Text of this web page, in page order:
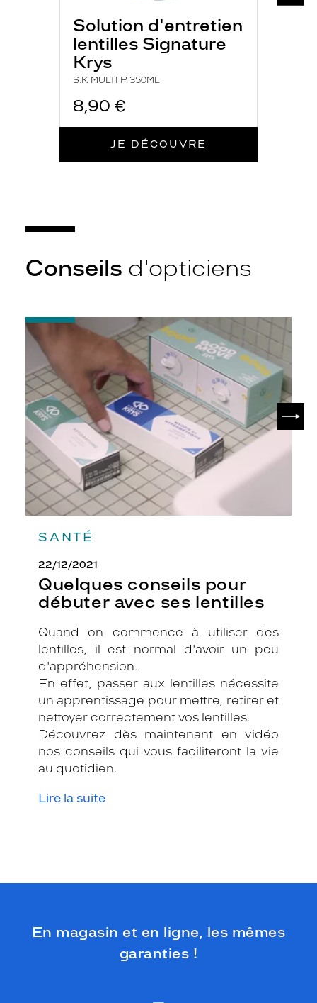
Solution d'entretien
lentilles Signature
Krys
S.K MULTI P 350ML
8,90 €
JE DÉCOUVRE
Conseils d'opticiens
SANTÉ
22/12/2021
Quelques conseils pour
débuter avec ses lentilles
Quand on commence à utiliser des
lentilles, il est normal d'avoir un peu
d'appréhension.
En effet, passer aux lentilles nécessite
un apprentissage pour mettre, retirer et
nettoyer correctement vos lentilles.
Découvrez dès maintenant en vidéo
nos conseils qui vous faciliteront la vie
au quotidien.
Lire la suite
-
Quelques
conseils
pour
débuter
avec
ses
lentilles
En magasin et en ligne, les mêmes
garanties !